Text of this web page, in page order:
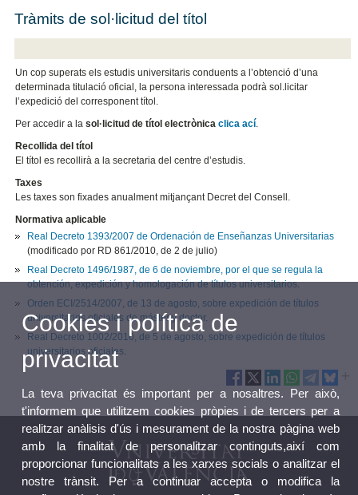
Tràmits de sol·licitud del títol
Un cop superats els estudis universitaris conduents a l’obtenció d’una
determinada titulació oficial, la persona interessada podrà sol.licitar
l’expedició del corresponent títol.
Per accedir a lasol·licitud de títol electrònica clica ací.
Recollida del títol
El títol es recollirà a la secretaria del centre d’estudis.
Taxes
Les taxes son fixades anualment mitjançant Decret del Consell.
Normativa aplicable
Real Decreto 1393/2007 de Ordenación de Enseñanzas Universitarias
(modificado por RD 861/2010, de 2 de julio)
Real Decreto 1496/1987, de 6 de noviembre, por el que se regula la
obtención, expedición y homologación de títulos universitarios.
Orden ECI/2514/2007, de 13 de agosto, sobre expedición de títulos
universitarios oficiales de máster y doctor.
Real Decreto 1002/2010, de 5 de agosto, sobre expedición de títulos
universitarios oficiales.
Cookies i política de
privacitat
La teva privacitat és important per a nosaltres. Per això,
t'informem que utilitzem cookies pròpies i de tercers per a
realitzar anàlisis d'ús i mesurament de la nostra pàgina web
amb la finalitat de personalitzar continguts,així com
proporcionar funcionalitats a les xarxes socials o analitzar el
nostre trànsit. Per a continuar accepta o modifica la